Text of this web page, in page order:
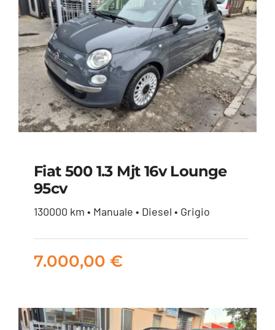
Fiat 500 1.3 mjt 16v
7.000,00
Fiat 500 1.3 Mjt 16v Lounge
95cv
130000 km • Manuale • Diesel • Grigio
7.000,00 €